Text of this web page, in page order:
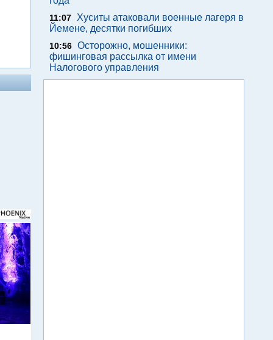
11:07
Хуситы атаковали военные лагеря в
Йемене, десятки погибших
10:56 Осторожно, мошенники:
фишинговая рассылка от имени
Налогового управления